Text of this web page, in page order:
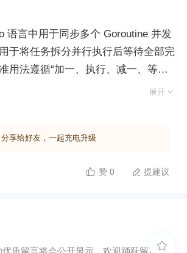
语言中用于同步多个 Goroutine 并发
于将任务拆分并行执行后等待全部完
用法遵循“加一、执行、减一、等
量会导致数据竞争，必须将变量作为
永久阻塞或 Panic 导致资源泄露。
两部分：高 32 位记录剩余任务数，
中的 Goroutine 数量。当任务完成使
展开 
分享给好友，一起充电升级
 赞 0  提建议
质留言将会公开显示，欢迎踊跃留言。
